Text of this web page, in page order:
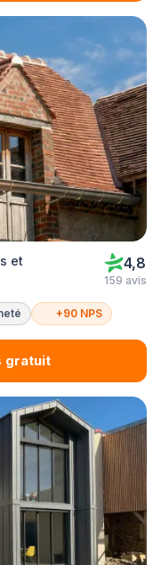
et
4,8
159 avis
+90 NPS
gratuit